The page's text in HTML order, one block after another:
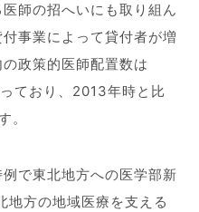
師の招へいにも取り組ん
事業によって貸付者が増
政策的医師配置数は
ており、2013年時と比
。
で東北地方への医学部新
地方の地域医療を支える